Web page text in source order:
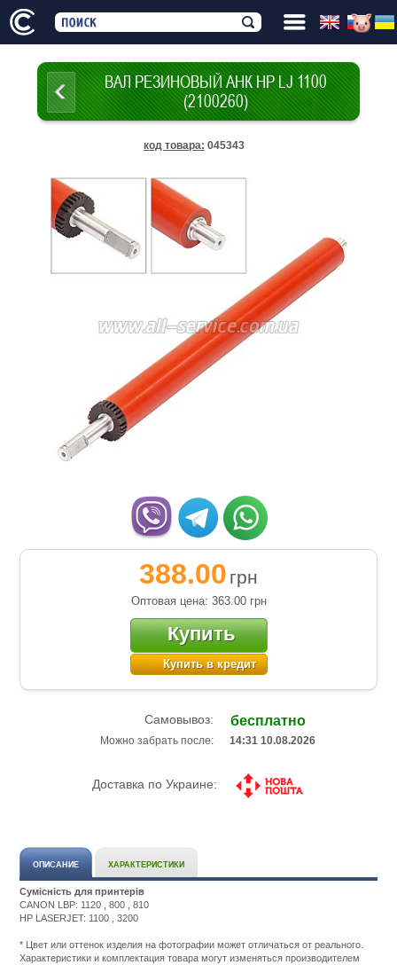
ВАЛ РЕЗИНОВЫЙ АНК HP LJ 1100
(2100260)
код товара: 045343
388.00 грн
Оптовая цена: 363.00 грн
Купить
Купить в кредит
Самовывоз: бесплатно
Можно забрать после: 14:31 10.08.2026
Доставка по Украине:
ОПИСАНИЕ ХАРАКТЕРИСТИКИ
Сумісність для принтерів
CANON LBP: 1120 , 800 , 810
HP LASERJET: 1100 , 3200
service.com.uacatalog/4843-
zapchasti-
* Цвет или оттенок изделия на фотографии может отличаться от реального.
Характеристики и комплектация товара могут изменяться производителем